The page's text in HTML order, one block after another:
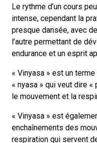
Le rythme d’un cours
intense, cependant la
presque dansée, avec
l’autre permettant de
endurance et un esprit
« Vinyasa » est un
« nyasa » qui veut dire
le mouvement et la
« Vinyasa » est
enchaînements des
respiration qui servent